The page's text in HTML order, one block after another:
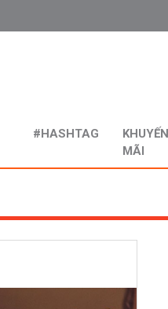
#HASHTAG
KHUYẾN
MÃI